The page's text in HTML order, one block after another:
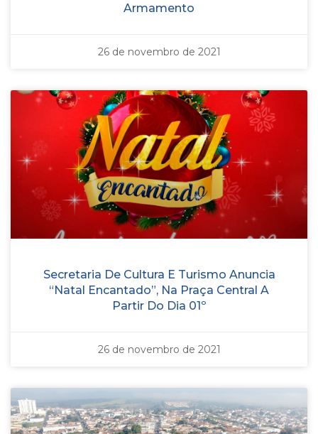
Armamento
26 de novembro de 2021
Secretaria De Cultura E Turismo Anuncia
“Natal Encantado”, Na Praça Central A
Partir Do Dia 01º
26 de novembro de 2021